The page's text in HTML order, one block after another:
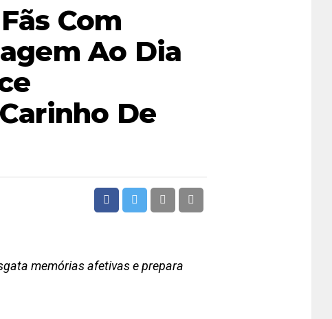
Com
Ao Dia
De
memórias afetivas e prepara